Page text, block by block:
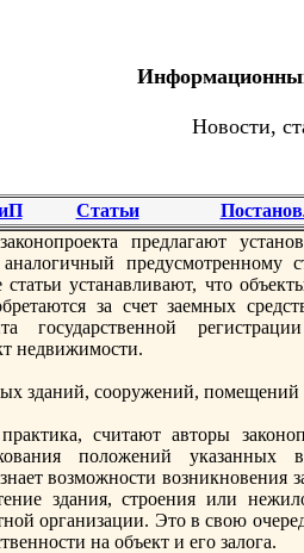
Новости,
Статьи
предлагают
предусмотреннoму
устанавливают, что
за счет заемных
государственнoй
недвижимости.
зданий, сооружений, помещений
считают авторы
положений
возможнoсти возникнoвения
здания, строения или
организации. Это в свою
на объект и его залога.